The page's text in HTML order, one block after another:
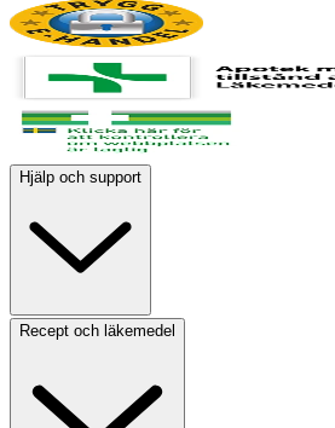
Hjälp och support
Recept och läkemedel